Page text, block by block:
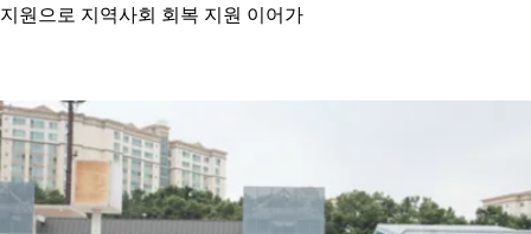
지원으로 지역사회 회복 지원 이어가